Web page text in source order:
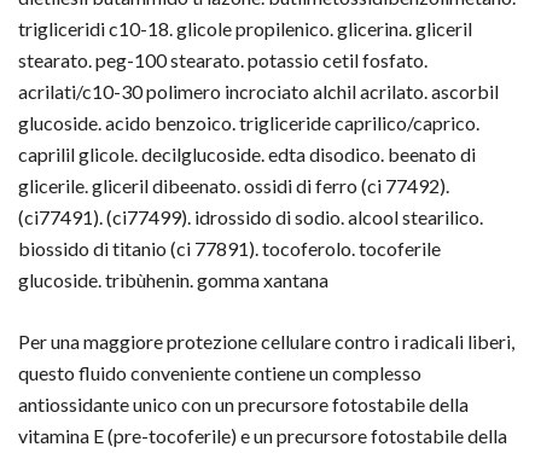
trigliceridi c10-18. glicole propilenico. glicerina. gliceril
stearato. peg-100 stearato. potassio cetil fosfato.
acrilati/c10-30 polimero incrociato alchil acrilato. ascorbil
glucoside. acido benzoico. trigliceride caprilico/caprico.
caprilil glicole. decilglucoside. edta disodico. beenato di
glicerile. gliceril dibeenato. ossidi di ferro (ci 77492).
(ci77491). (ci77499). idrossido di sodio. alcool stearilico.
biossido di titanio (ci 77891). tocoferolo. tocoferile
glucoside. tribùhenin. gomma xantana
Per una maggiore protezione cellulare contro i radicali liberi,
questo fluido conveniente contiene un complesso
antiossidante unico con un precursore fotostabile della
vitamina E (pre-tocoferile) e un precursore fotostabile della